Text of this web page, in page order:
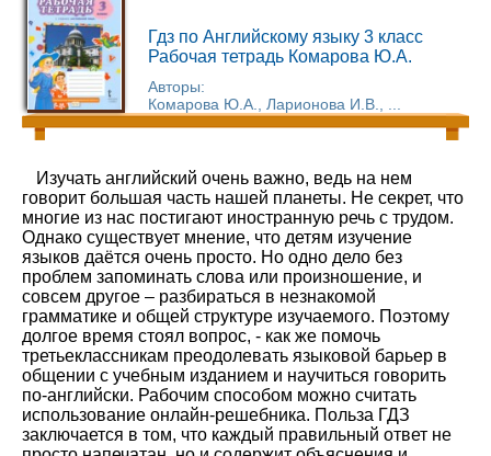
Гдз по Английскому языку 3 класс
Рабочая тетрадь Комарова Ю.А.
Авторы:
Комарова Ю.А., Ларионова И.В., ...
Изучать английский очень важно, ведь на нем
говорит большая часть нашей планеты. Не секрет, что
многие из нас постигают иностранную речь с трудом.
Однако существует мнение, что детям изучение
языков даётся очень просто. Но одно дело без
проблем запоминать слова или произношение, и
совсем другое – разбираться в незнакомой
грамматике и общей структуре изучаемого. Поэтому
долгое время стоял вопрос, - как же помочь
третьеклассникам преодолевать языковой барьер в
общении с учебным изданием и научиться говорить
по-английски. Рабочим способом можно считать
использование онлайн-решебника. Польза ГДЗ
заключается в том, что каждый правильный ответ не